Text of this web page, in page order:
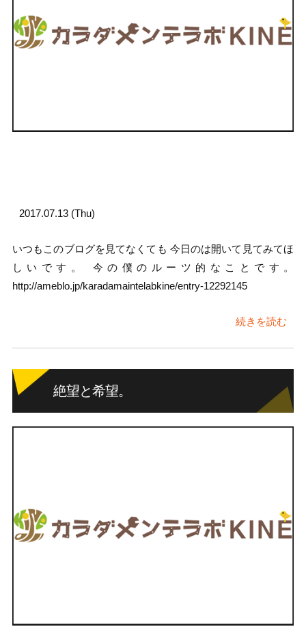
2017.07.13 (Thu)
いつもこのブログを見てなくても 今日のは開いて見てみてほ
しいです。 今の僕のルーツ的なことです。
http://ameblo.jp/karadamaintelabkine/entry-12292145
続きを読む
絶望と希望。